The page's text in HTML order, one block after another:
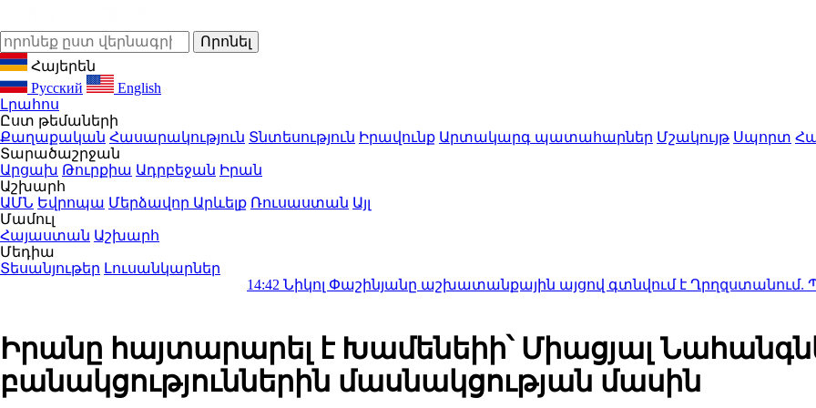
Հայերեն
Русский
English
Լրահոս
Ըստ թեմաների
Քաղաքական Հասարակություն Տնտեսություն Իրավունք Արտակարգ պատահարներ Մշակույթ Սպորտ
Տարածաշրջան
Արցախ Թուրքիա Ադրբեջան Իրան
Աշխարհ
ԱՄՆ Եվրոպա Մերձավոր Արևելք Ռուսաստան Այլ
Մամուլ
Հայաստան Աշխարհ
Մեդիա
Տեսանյութեր Լուսանկարներ
Նիկոլ Փաշինյանը աշխատանքային այցով գտնվում է Ղրղզստանում. Պուտինը
Իրանը հայտարարել է Խամենեիի՝ Միացյալ
բանակցություններին մասնակցության մասին